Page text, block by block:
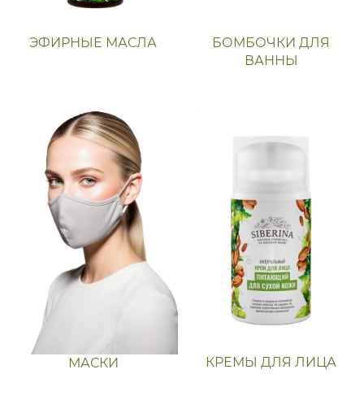
ЭФИРНЫЕ МАСЛА
БОМБОЧКИ ДЛЯ
ВАННЫ
МАСКИ КРЕМЫ ДЛЯ ЛИЦА